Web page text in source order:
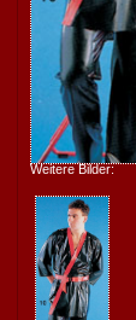
Weitere Bilder: